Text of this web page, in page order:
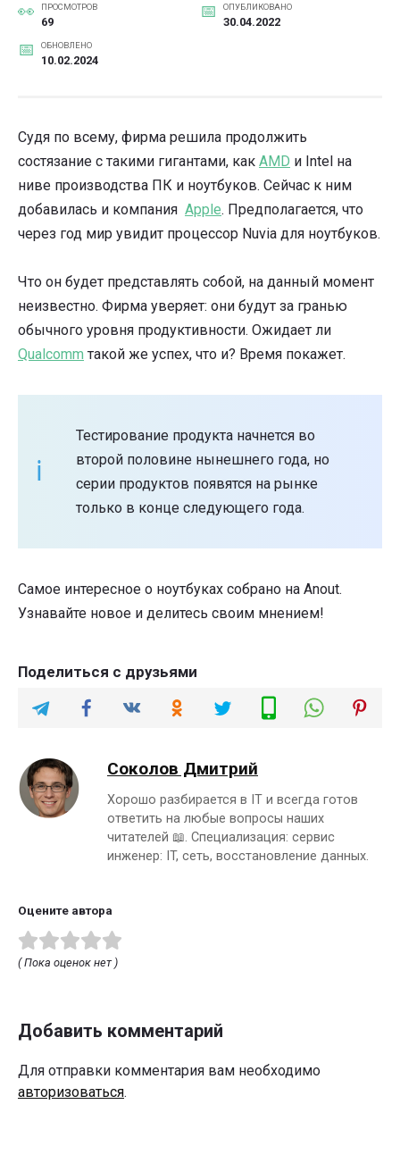
ПРОСМОТРОВ
69
ОПУБЛИКОВАНО
30.04.2022
ОБНОВЛЕНО
10.02.2024
Судя по всему, фирма решила продолжить
состязание с такими гигантами, как AMD и Intel на
ниве производства ПК и ноутбуков. Сейчас к ним
добавилась и компания Apple. Предполагается, что
через год мир увидит процессор Nuvia для ноутбуков.
Что он будет представлять собой, на данный момент
неизвестно. Фирма уверяет: они будут за гранью
обычного уровня продуктивности. Ожидает ли
Qualcomm такой же успех, что и? Время покажет.
Тестирование продукта начнется во
второй половине нынешнего года, но
серии продуктов появятся на рынке
только в конце следующего года.
Самое интересное о ноутбуках собрано на Anout.
Узнавайте новое и делитесь своим мнением!
Поделиться с друзьями
Соколов Дмитрий
Хорошо разбирается в IT и всегда готов
ответить на любые вопросы наших
читателей 📖. Специализация: сервис
инженер: IT, сеть, восстановление данных.
Оцените автора
( Пока оценок нет )
Добавить комментарий
Для отправки комментария вам необходимо
авторизоваться.